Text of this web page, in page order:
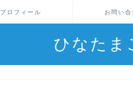
プロフィール お問い合
ひなたま